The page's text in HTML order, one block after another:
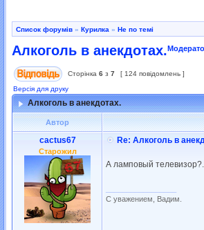
Список форумів » Курилка » Не по темі
Алкоголь в анекдотах.
Сторінка 6 з 7
[ 124 повідомлень ]
Версія для друку
Алкоголь в анекдотах.
Автор
cactus67
Старожил
Re: Алкоголь в
А ламповый
С уважением, Вадим.